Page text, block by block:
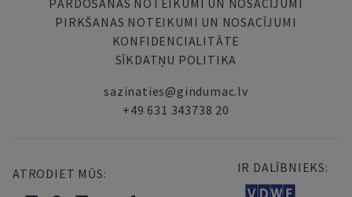
PĀRDOŠANAS NOTEIKUMI UN NOSACĪJUMI
PIRKŠANAS NOTEIKUMI UN NOSACĪJUMI
KONFIDENCIALITĀTE
SĪKDATŅU POLITIKA
sazinaties@gindumac.lv
+49 631 343738 20
ATRODIET MŪS: IR DALĪBNIEKS: